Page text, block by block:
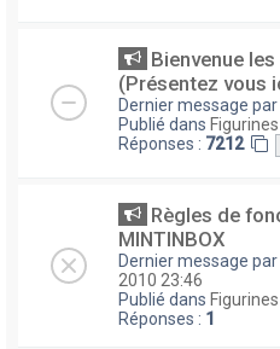
Bienvenue
(Présentez vous
Dernier message par
Publié dans
Réponses : 7212
Règles de
MINTINBOX
Dernier message par
2010 23:46
Publié dans
Réponses : 1